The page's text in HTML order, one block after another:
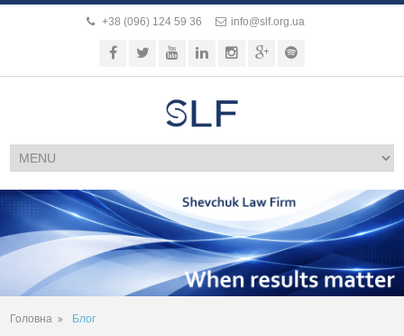
+38 (096) 124 59 36 info@slf.org.ua
Головна Блог